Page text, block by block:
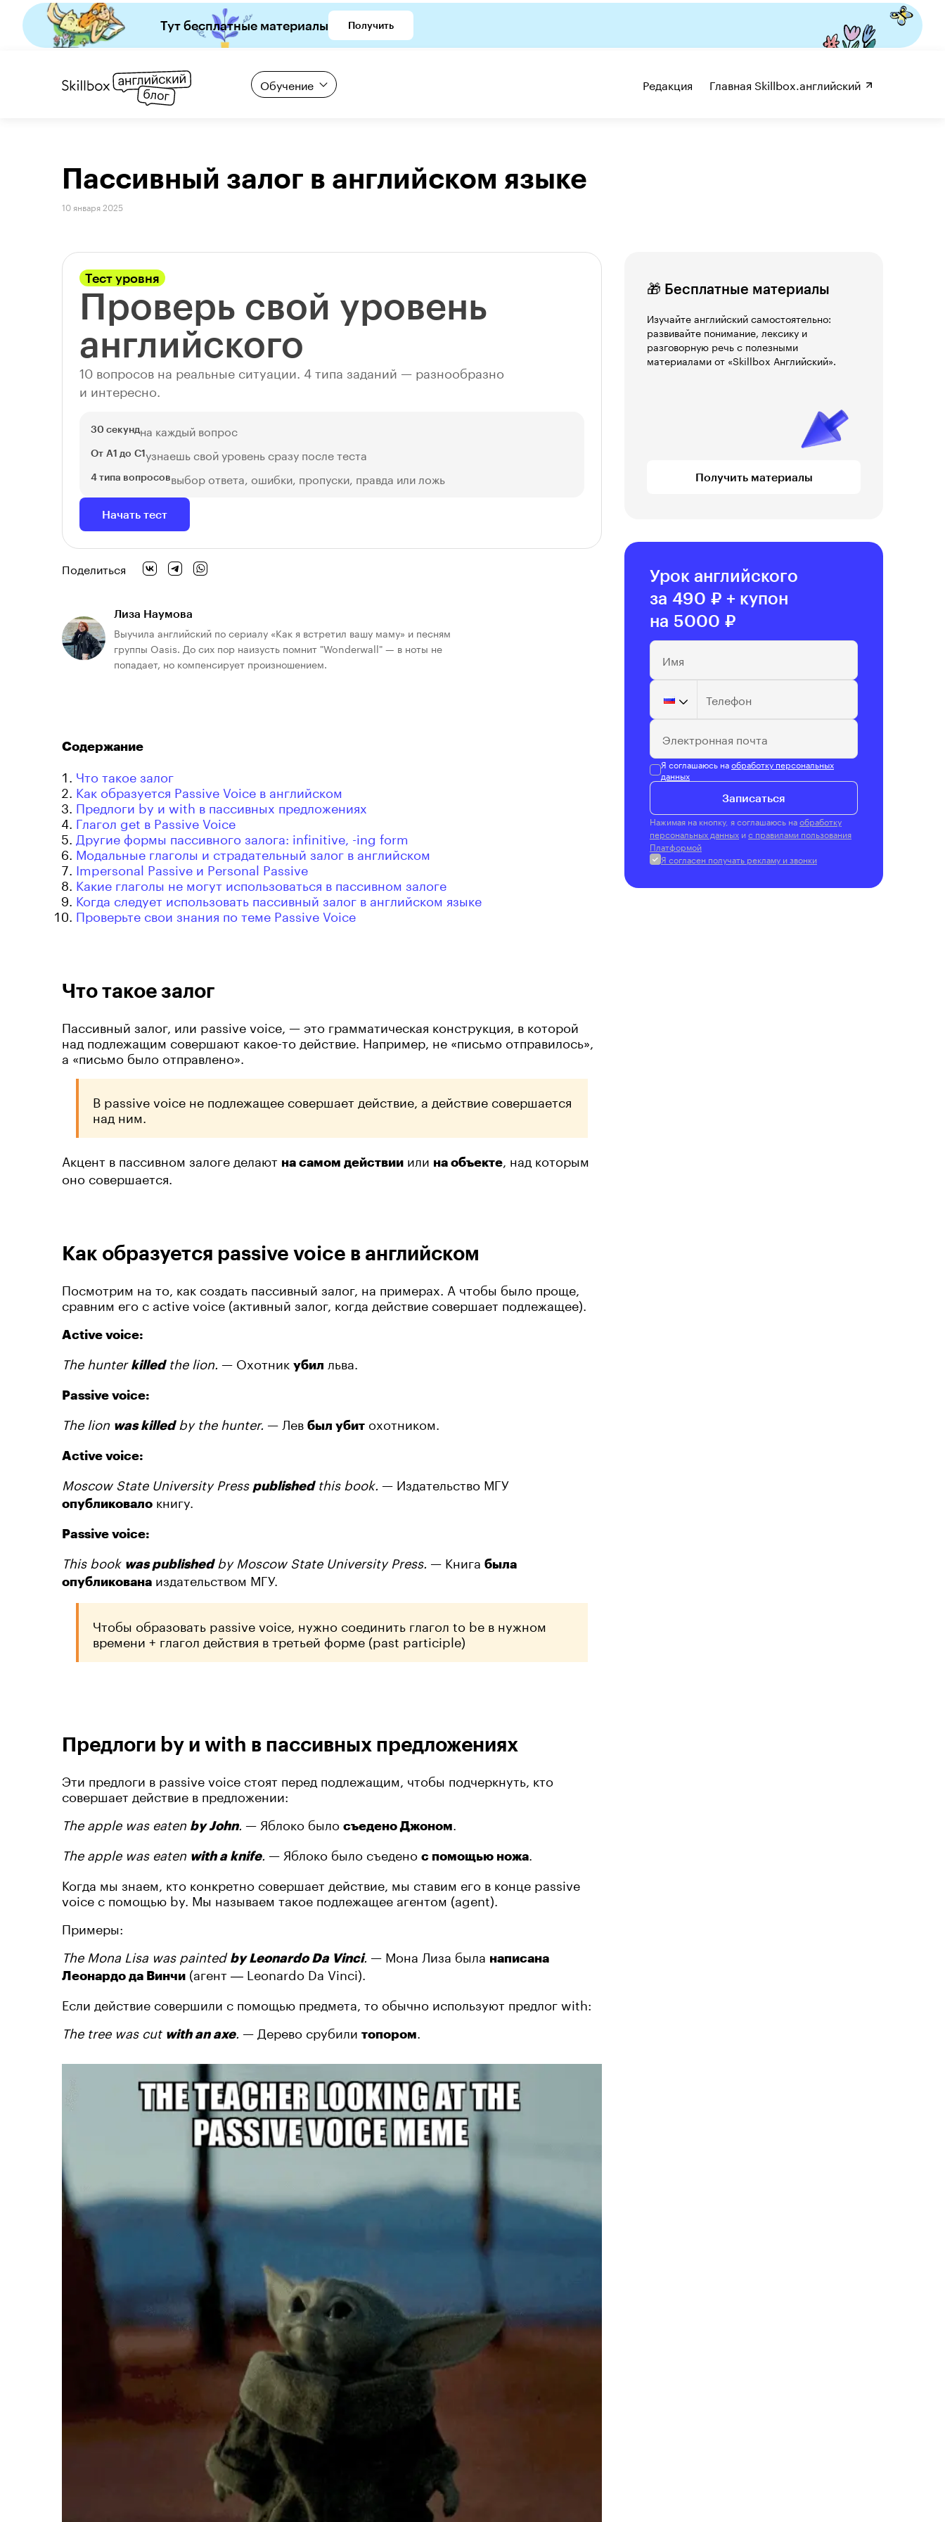
Тут бесплатные материалы Получить
Обучение Редакция Главная Skillbox.английский
Пассивный залог в английском языке
10 января 2025
Тест уровня
Проверь свой уровень
английского
10 вопросов на реальные ситуации. 4 типа заданий — разнообразно
и интересно.
30 секундна каждый вопрос
От A1 до C1узнаешь свой уровень сразу после теста
4 типа вопросоввыбор ответа, ошибки, пропуски, правда или ложь
Начать тест
Поделиться
Лиза Наумова
Выучила английский по сериалу «Как я встретил вашу маму» и песням
группы Oasis. До сих пор наизусть помнит "Wonderwall" — в ноты не
попадает, но компенсирует произношением.
Содержание
Что такое залог
Как образуется Passive Voice в английском
Предлоги by и with в пассивных предложениях
Глагол get в Passive Voice
Другие формы пассивного залога: infinitive, -ing form
Модальные глаголы и страдательный залог в английском
Impersonal Passive и Personal Passive
Какие глаголы не могут использоваться в пассивном залоге
Когда следует использовать пассивный залог в английском языке
Проверьте свои знания по теме Passive Voice
Что такое залог
Пассивный залог, или passive voice, — это грамматическая конструкция, в которой
над подлежащим совершают какое-то действие. Например, не «письмо отправилось»,
а «письмо было отправлено».
В passive voice не подлежащее совершает действие, а действие совершается
над ним.
Акцент в пассивном залоге делают на самом действии или на объекте , над которым
оно совершается.
Как образуется passive voice в английском
Посмотрим на то, как создать пассивный залог, на примерах. А чтобы было проще,
сравним его с active voice (активный залог, когда действие совершает подлежащее).
Active voice:
The hunterkilledthe lion. — Охотник убил льва.
Passive voice:
The lion was killedby the hunter. — Лев был убит охотником.
Active voice:
Moscow State University Press publishedthis book. — Издательство МГУ
опубликовало книгу.
Passive voice:
This book was publishedby Moscow State University Press. — Книга была
опубликована издательством МГУ.
Чтобы образовать passive voice, нужно соединить глагол to be в нужном
времени + глагол действия в третьей форме (past participle)
Предлоги by и with в пассивных предложениях
Эти предлоги в passive voice стоят перед подлежащим, чтобы подчеркнуть, кто
совершает действие в предложении:
The apple was eaten by John. — Яблоко было съедено Джоном
The apple was eaten with a knife. — Яблоко было съедено с помощью ножа
Когда мы знаем, кто конкретно совершает действие, мы ставим его в конце passive
voice с помощью by. Мы называем такое подлежащее агентом (agent).
Примеры:
The Mona Lisa was paintedby Leonardo Da Vinci. — Мона Лиза была написана
Леонардо да Винчи (агент ― Leonardo Da Vinci).
Если действие совершили с помощью предмета, то обычно используют предлог with:
The tree was cut with an axe. — Дерево срубили топором
🎁 Бесплатные материалы
Изучайте английский самостоятельно:
развивайте понимание, лексику и
разговорную речь с полезными
материалами от «Skillbox Английский».
Получить материалы
Урок английского
за 490 ₽ + купон
на 5000 ₽
Имя
Телефон
Электронная почта
Я соглашаюсь наобработку персональных
данных
Записаться
Нажимая на кнопку, я соглашаюсь наобработку
персональных данных ис правилами пользования
Платформой
Я согласен получать рекламу и звонки